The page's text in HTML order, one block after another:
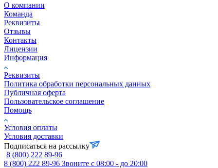
О компании
Команда
Реквизиты
Отзывы
Контакты
Лицензии
Информация
Реквизиты
Политика обработки персональных данных
Публичная оферта
Пользовательское соглашение
Помощь
Условия оплаты
Условия доставки
Подписаться на рассылку
8 (800) 222 89-96
8 (800) 222 89-96 Звоните с 08:00 - до 20:00